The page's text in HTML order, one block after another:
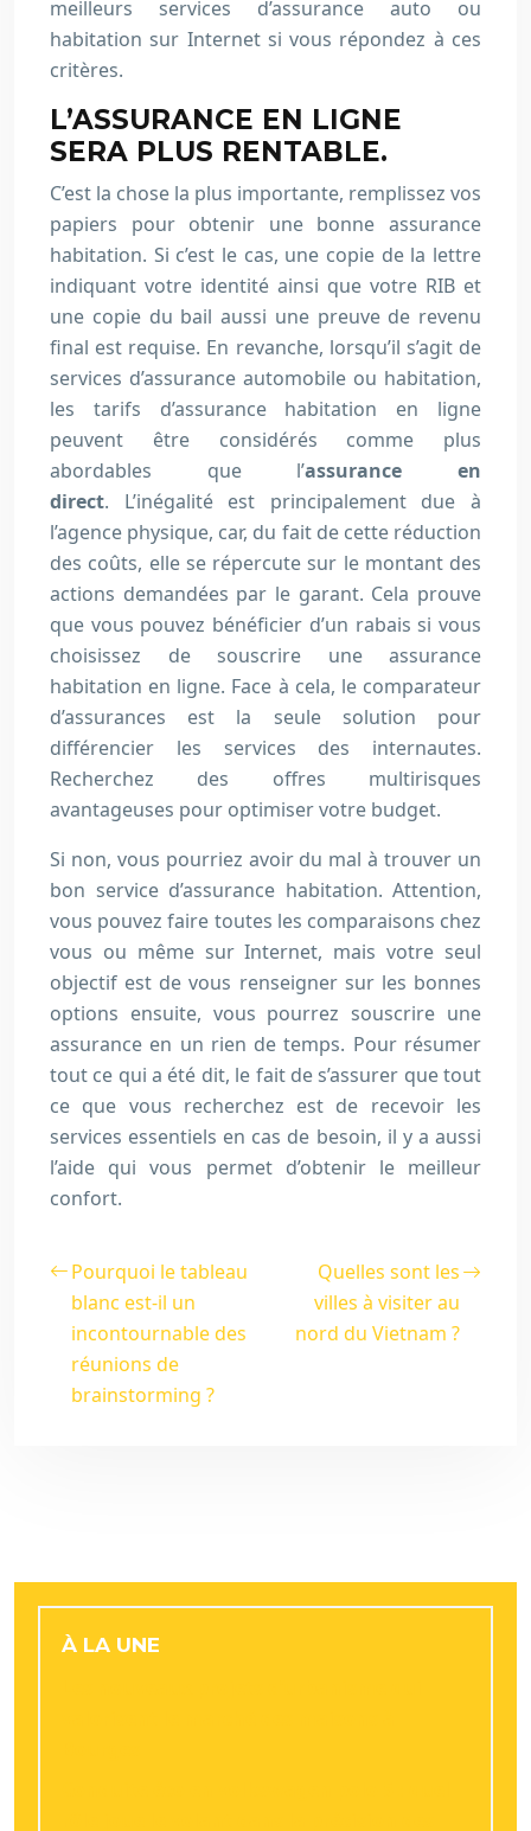
meilleurs services d’assurance auto ou
habitation sur Internet si vous répondez à ces
critères.
L’ASSURANCE EN LIGNE
SERA PLUS RENTABLE.
C’est la chose la plus importante, remplissez vos
papiers pour obtenir une bonne assurance
habitation. Si c’est le cas, une copie de la lettre
indiquant votre identité ainsi que votre RIB et
une copie du bail aussi une preuve de revenu
final est requise. En revanche, lorsqu’il s’agit de
services d’assurance automobile ou habitation,
les tarifs d’assurance habitation en ligne
peuvent être considérés comme plus
abordables que l’assurance en
direct. L’inégalité est principalement due à
l’agence physique, car, du fait de cette réduction
des coûts, elle se répercute sur le montant des
actions demandées par le garant. Cela prouve
que vous pouvez bénéficier d’un rabais si vous
choisissez de souscrire une assurance
habitation en ligne. Face à cela, le comparateur
d’assurances est la seule solution pour
différencier les services des internautes.
Recherchez des offres multirisques
avantageuses pour optimiser votre budget.
Si non, vous pourriez avoir du mal à trouver un
bon service d’assurance habitation. Attention,
vous pouvez faire toutes les comparaisons chez
vous ou même sur Internet, mais votre seul
objectif est de vous renseigner sur les bonnes
options ensuite, vous pourrez souscrire une
assurance en un rien de temps. Pour résumer
tout ce qui a été dit, le fait de s’assurer que tout
ce que vous recherchez est de recevoir les
services essentiels en cas de besoin, il y a aussi
l’aide qui vous permet d’obtenir le meilleur
confort.
Pourquoi le tableau
blanc est-il un
incontournable des
réunions de
brainstorming ?
Quelles sont les
villes à visiter au
nord du Vietnam ?
À LA UNE